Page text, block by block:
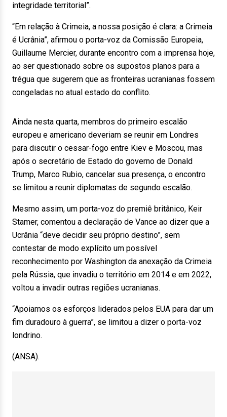
integridade territorial”.
“Em relação à Crimeia, a nossa posição é clara: a Crimeia
é Ucrânia”, afirmou o porta-voz da Comissão Europeia,
Guillaume Mercier, durante encontro com a imprensa hoje,
ao ser questionado sobre os supostos planos para a
trégua que sugerem que as fronteiras ucranianas fossem
congeladas no atual estado do conflito.
Ainda nesta quarta, membros do primeiro escalão
europeu e americano deveriam se reunir em Londres
para discutir o cessar-fogo entre Kiev e Moscou, mas
após o secretário de Estado do governo de Donald
Trump, Marco Rubio, cancelar sua presença, o encontro
se limitou a reunir diplomatas de segundo escalão.
Mesmo assim, um porta-voz do premiê britânico, Keir
Stamer, comentou a declaração de Vance ao dizer que a
Ucrânia “deve decidir seu próprio destino”, sem
contestar de modo explícito um possível
reconhecimento por Washington da anexação da Crimeia
pela Rússia, que invadiu o território em 2014 e em 2022,
voltou a invadir outras regiões ucranianas.
“Apoiamos os esforços liderados pelos EUA para dar um
fim duradouro à guerra”, se limitou a dizer o porta-voz
londrino.
(ANSA).